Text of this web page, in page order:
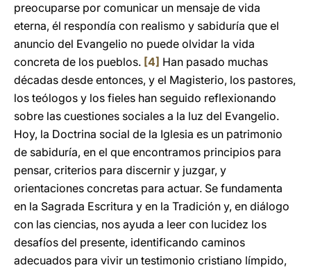
preocuparse por comunicar un mensaje de vida
eterna, él respondía con realismo y sabiduría que el
anuncio del Evangelio no puede olvidar la vida
concreta de los pueblos. [4] Han pasado muchas
décadas desde entonces, y el Magisterio, los pastores,
los teólogos y los fieles han seguido reflexionando
sobre las cuestiones sociales a la luz del Evangelio.
Hoy, la Doctrina social de la Iglesia es un patrimonio
de sabiduría, en el que encontramos principios para
pensar, criterios para discernir y juzgar, y
orientaciones concretas para actuar. Se fundamenta
en la Sagrada Escritura y en la Tradición y, en diálogo
con las ciencias, nos ayuda a leer con lucidez los
desafíos del presente, identificando caminos
adecuados para vivir un testimonio cristiano límpido,